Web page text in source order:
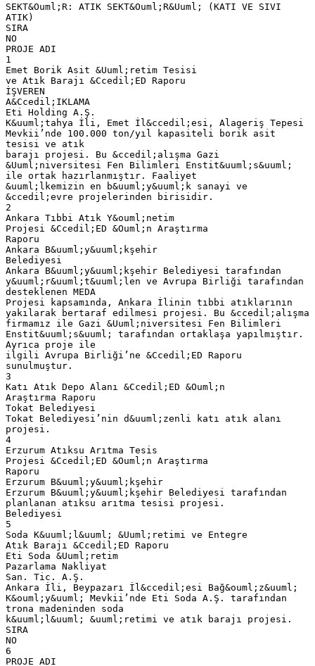
SEKT&Ouml;R: ATIK SEKT&Ouml;R&Uuml; (KATI VE SIVI
ATIK)
SIRA
NO
PROJE ADI
1
Emet Borik Asit &Uuml;retim Tesisi
ve Atık Barajı &Ccedil;ED Raporu
İŞVEREN
A&Ccedil;IKLAMA
Eti Holding A.Ş.
K&uuml;tahya İli, Emet İl&ccedil;esi, Alageriş Tepesi
Mevkii’nde 100.000 ton/yıl kapasiteli borik asit
tesisi ve atık
barajı projesi. Bu &ccedil;alışma Gazi
&Uuml;niversitesi Fen Bilimleri Enstit&uuml;s&uuml;
ile ortak hazırlanmıştır. Faaliyet
&uuml;lkemizin en b&uuml;y&uuml;k sanayi ve
&ccedil;evre projelerinden birisidir.
2
Ankara Tıbbi Atık Y&ouml;netim
Projesi &Ccedil;ED &Ouml;n Araştırma
Raporu
Ankara B&uuml;y&uuml;kşehir
Belediyesi
Ankara B&uuml;y&uuml;kşehir Belediyesi tarafından
y&uuml;r&uuml;t&uuml;len ve Avrupa Birliği tarafından
desteklenen MEDA
Projesi kapsamında, Ankara İlinin tıbbi atıklarının
yakılarak bertaraf edilmesi projesi. Bu &ccedil;alışma
firmamız ile Gazi &Uuml;niversitesi Fen Bilimleri
Enstit&uuml;s&uuml; tarafından ortaklaşa yapılmıştır.
Ayrıca proje ile
ilgili Avrupa Birliği’ne &Ccedil;ED Raporu
sunulmuştur.
3
Katı Atık Depo Alanı &Ccedil;ED &Ouml;n
Araştırma Raporu
Tokat Belediyesi
Tokat Belediyesi’nin d&uuml;zenli katı atık alanı
projesi.
4
Erzurum Atıksu Arıtma Tesis
Projesi &Ccedil;ED &Ouml;n Araştırma
Raporu
Erzurum B&uuml;y&uuml;kşehir
Erzurum B&uuml;y&uuml;kşehir Belediyesi tarafından
planlanan atıksu arıtma tesisi projesi.
Belediyesi
5
Soda K&uuml;l&uuml; &Uuml;retimi ve Entegre
Atık Barajı &Ccedil;ED Raporu
Eti Soda &Uuml;retim
Pazarlama Nakliyat
San. Tic. A.Ş.
Ankara İli, Beypazarı İl&ccedil;esi Bağ&ouml;z&uuml;
K&ouml;y&uuml; Mevkii’nde Eti Soda A.Ş. tarafından
trona madeninden soda
k&uuml;l&uuml; &uuml;retimi ve atık barajı projesi.
SIRA
NO
6
PROJE ADI